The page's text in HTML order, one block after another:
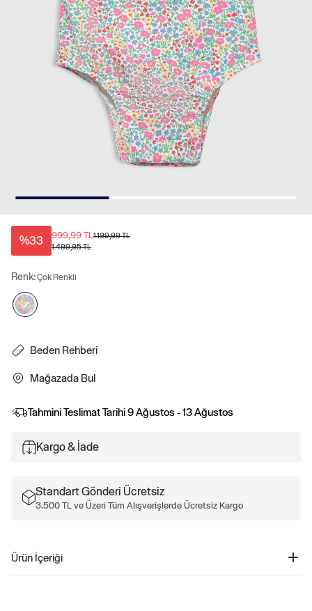
%33 999,99 TL1.199,99 TL
1.499,95 TL
Renk:Çok Renkli
Beden Rehberi
Mağazada Bul
Tahmini Teslimat Tarihi9 Ağustos - 13 Ağustos
Kargo & İade
Standart Gönderi Ücretsiz
3.500 TL ve Üzeri Tüm Alışverişlerde Ücretsiz Kargo
Ürün İçeriği